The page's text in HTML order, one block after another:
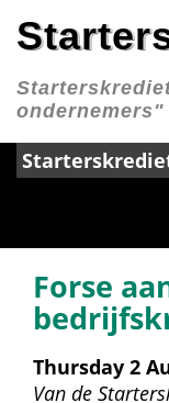
ondernemers"
Forse
Thursday 2
Van de